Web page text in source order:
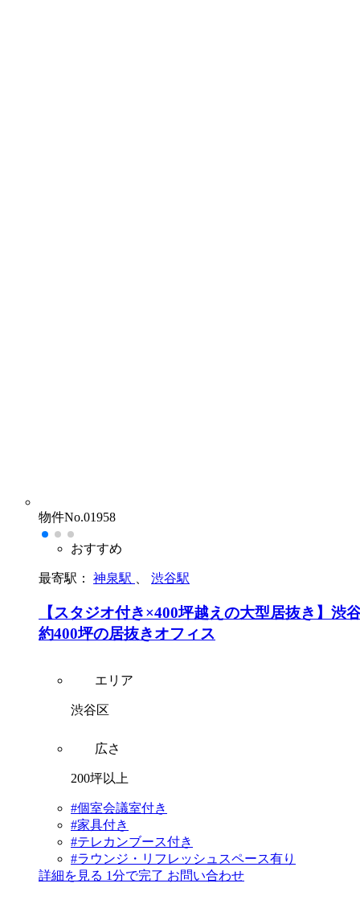
物件No.01958
おすすめ
最寄駅： 神泉駅 渋谷駅
【スタジオ付き×400坪越えの大型居抜き】渋
約400坪の居抜きオフィス
エリア
渋谷区
広さ
200坪以上
#個室会議室付き
#家具付き
#テレカンブース付き
#ラウンジ・リフレッシュスペース有り
詳細を見る 1分で完了 お問い合わせ